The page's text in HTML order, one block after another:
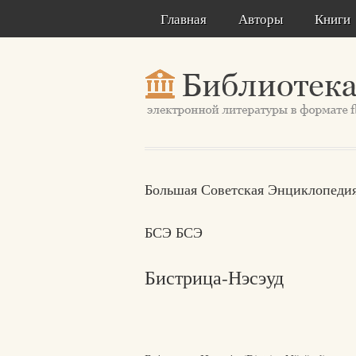
Главная Авторы Книги
Большая Советская
БСЭ БСЭ
Бистрица-Нэсэуд